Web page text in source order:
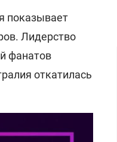
показывает
Лидерство
фанатов
откатилась